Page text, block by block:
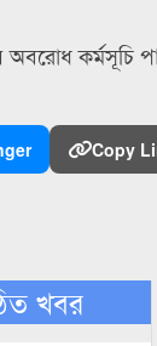
কর্মসূচি
Copy
খবর